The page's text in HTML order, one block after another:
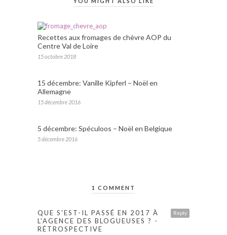
Recettes aux fromages de chèvre AOP du
Centre Val de Loire
15 octobre 2018
15 décembre: Vanille Kipferl – Noël en
Allemagne
15 décembre 2016
5 décembre: Spéculoos – Noël en Belgique
5 décembre 2016
1 COMMENT
Reply
QUE S'EST-IL PASSÉ EN 2017 À
L'AGENCE DES BLOGUEUSES ? -
RÉTROSPECTIVE